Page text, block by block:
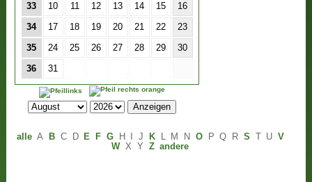
33 10 11 12 13 14 15 16
34 17 18 19 20 21 22 23
35 24 25 26 27 28 29 30
36 31
alle A B C D E F G H J K L M N O P Q R S U V
W X Y Z andere